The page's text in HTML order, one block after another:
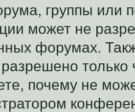
группы или
может не
форумах.
почему не